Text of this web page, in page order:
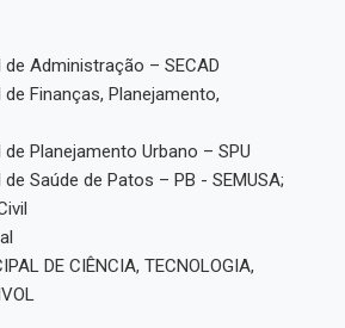
Administração – SECAD
Finanças, Planejamento,
Planejamento Urbano – SPU
Saúde de Patos – PB - SEMUSA;
DE CIÊNCIA, TECNOLOGIA,